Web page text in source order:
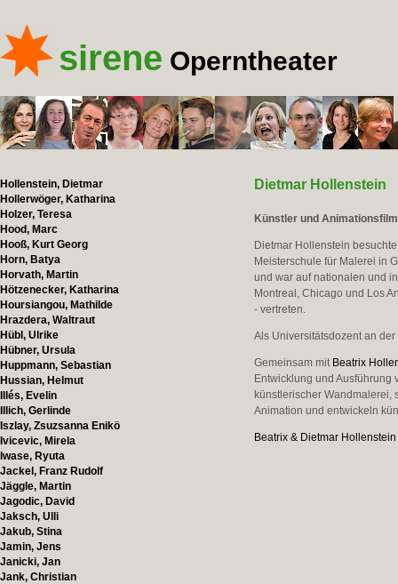
sirene Operntheater
Hollenstein, Dietmar
Hollerwöger, Katharina
Holzer, Teresa
Hood, Marc
Hooß, Kurt Georg
Horn, Batya
Horvath, Martin
Hötzenecker, Katharina
Hoursiangou, Mathilde
Hrazdera, Waltraut
Hübl, Ulrike
Hübner, Ursula
Huppmann, Sebastian
Hussian, Helmut
Illés, Evelin
Illich, Gerlinde
Iszlay, Zsuzsanna Enikö
Ivicevic, Mirela
Iwase, Ryuta
Jackel, Franz Rudolf
Jäggle, Martin
Jagodic, David
Jaksch, Ulli
Jakub, Stina
Jamin, Jens
Janicki, Jan
Jank, Christian
Dietmar Hollenstein
Künstler und
Dietmar Hollenstein
Meisterschule für Malerei in
und war auf nationalen und
Montreal, Chicago und Los
- vertreten.
Als Universitätsdozent an
Gemeinsam mit Beatrix
Entwicklung und Ausführung
künstlerischer Wandmalerei,
Animation und entwickeln
Beatrix & Dietmar Hollenstein